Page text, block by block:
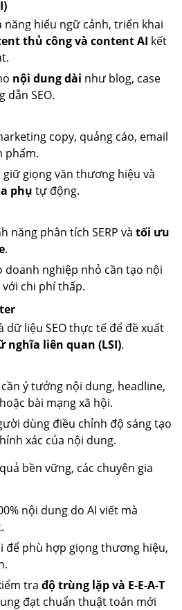
năng hiểu ngữ cảnh, triển khai
thủ công và content AI kết
nội dung dài như blog, case
dẫn SEO.
copy, quảng cáo, email
phẩm.
giữ giọng văn thương hiệu và
phụ tự động.
năng phân tích SERP vàtối ưu
.
doanh nghiệp nhỏ cần tạo nội
chi phí thấp.
dữ liệu SEO thực tế để đề xuất
nghĩa liên quan (LSI).
ý tưởng nội dung, headline,
bài mạng xã hội.
dùng điều chỉnh độ sáng tạo
xác của nội dung.
bền vững, các chuyên gia
nội dung do AI viết mà
để phù hợp giọng thương hiệu,
trađộ trùng lặp và E-E-A-T
đạt chuẩn thuật toán mới